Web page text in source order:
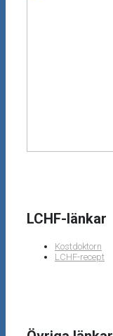
LCHF-länkar
Kostdoktorn
LCHF-recept